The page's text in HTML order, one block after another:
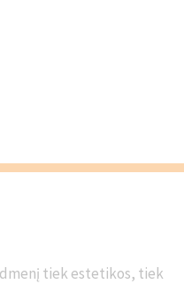
tiek estetikos, tiek